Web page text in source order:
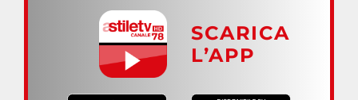
SCARICA
L’APP